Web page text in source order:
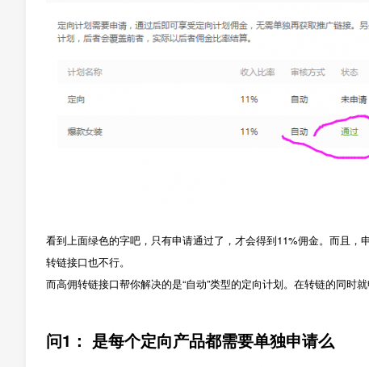
看到上面绿色的字吧，只有申请通过了，才会得到11%佣金。而且，
转链接口也不行。
而高佣转链接口帮你解决的是“自动”类型的定向计划。在转链的同时就
问1： 是每个定向产品都需要单独申请么